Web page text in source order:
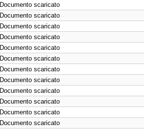
Documento scaricato
Documento scaricato
Documento scaricato
Documento scaricato
Documento scaricato
Documento scaricato
Documento scaricato
Documento scaricato
Documento scaricato
Documento scaricato
Documento scaricato
Documento scaricato